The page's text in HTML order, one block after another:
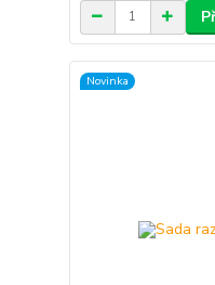
Novinka